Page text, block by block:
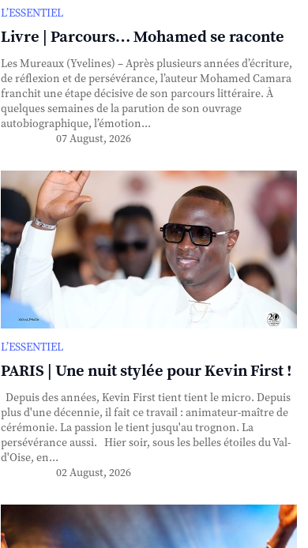
L’ESSENTIEL
Livre | Parcours… Mohamed se raconte
Les Mureaux (Yvelines) – Après plusieurs années d’écriture,
de réflexion et de persévérance, l’auteur Mohamed Camara
franchit une étape décisive de son parcours littéraire. À
quelques semaines de la parution de son ouvrage
autobiographique, l’émotion...
07 August, 2026
L’ESSENTIEL
PARIS | Une nuit stylée pour Kevin First !
Depuis des années, Kevin First tient tient le micro. Depuis
plus d'une décennie, il fait ce travail : animateur-maître de
cérémonie. La passion le tient jusqu'au trognon. La
persévérance aussi. Hier soir, sous les belles étoiles du Val-
d'Oise, en...
02 August, 2026